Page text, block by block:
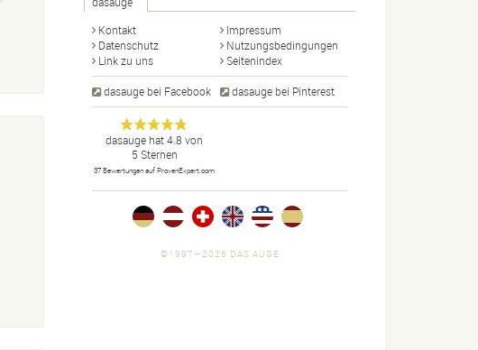
Kontakt
Impressum
Datenschutz
Nutzungsbedingungen
Link zu uns
Seitenindex
dasauge bei Facebook dasauge bei Pinterest
dasauge
Designer,
Fotografen,
Agenturen,
Portfolios
und Jobs.
Anonym
dasauge hat4.8 von
5 Sternen
37 Bewertungen auf ProvenExpert.com
©1997—2026 DAS AUGE